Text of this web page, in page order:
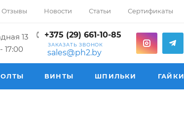
Отзывы Новости Статьи Сертификаты
13
17:00
+375 (29) 661-10-85
ЗАКАЗАТЬ ЗВОНОК
sales@ph2.by
ВИНТЫ ШПИЛЬКИ ГАЙКИ